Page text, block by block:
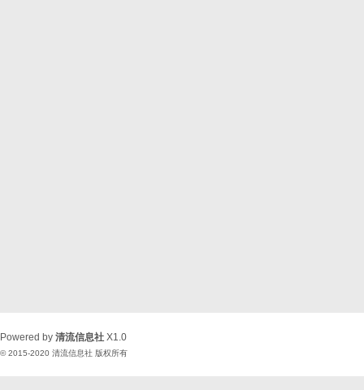
Powered by 清流信息社 X1.0
© 2015-2020 清流信息社 版权所有